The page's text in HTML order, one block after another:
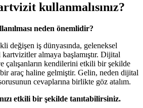
kullanmalısınız?
neden önemlidir?
değişen iş dünyasında, geleneksel
almaya başlamıştır. Dijital
çalışanların kendilerini etkili bir şekilde
araç haline gelmiştir. Gelin, neden dijital
cevaplarına birlikte göz atalım.
etkili bir şekilde tanıtabilirsiniz.